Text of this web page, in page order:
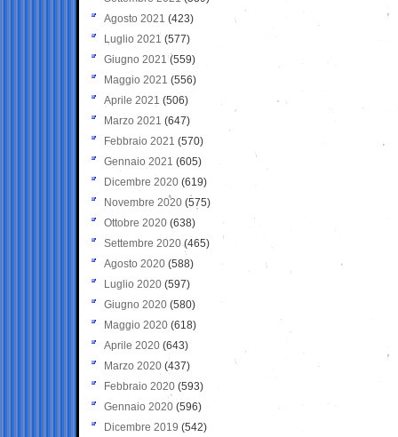
Agosto 2021 (423)
Luglio 2021 (577)
Giugno 2021(559)
Maggio 2021 (556)
Aprile 2021 (506)
Marzo 2021 (647)
Febbraio 2021 (570)
Gennaio 2021 (605)
Dicembre 2020 (619)
Novembre 2020 (575)
Ottobre 2020 (638)
Settembre 2020(465)
Agosto 2020 (588)
Luglio 2020 (597)
Giugno 2020 (580)
Maggio 2020 (618)
Aprile 2020 (643)
Marzo 2020 (437)
Febbraio 2020 (593)
Gennaio 2020 (596)
Dicembre 2019 (542)